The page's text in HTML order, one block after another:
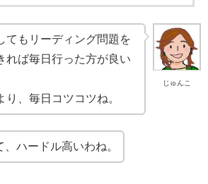
じゅんこ
てもリーディング問題を
れば毎日行った方が良い
、毎日コツコツね。
、ハードル高いわね。